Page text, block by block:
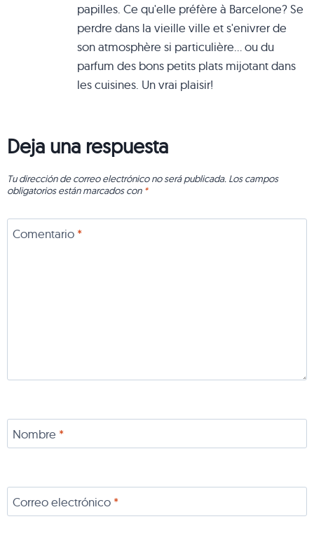
papilles. Ce qu'elle préfère à Barcelone? Se
perdre dans la vieille ville et s'enivrer de
son atmosphère si particulière... ou du
parfum des bons petits plats mijotant dans
les cuisines. Un vrai plaisir!
Deja una respuesta
Tu dirección de correo electrónico no será publicada. Los campos
obligatorios están marcados con *
Comentario *
Nombre *
Correo electrónico *